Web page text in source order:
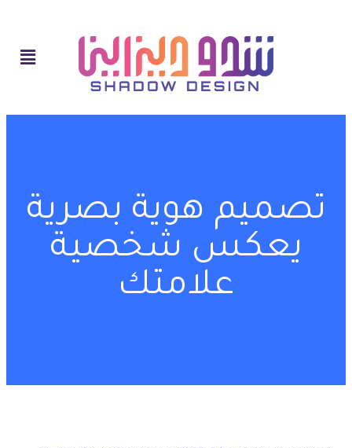
تصميم هوية بصرية
يعكس شخصية
علامتك